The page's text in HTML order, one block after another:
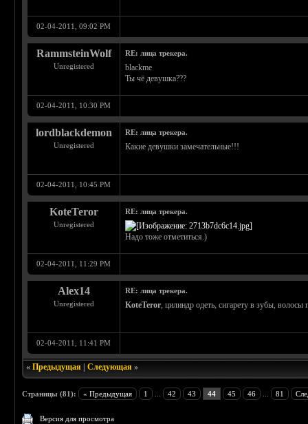
02-04-2011, 09:02 PM
RammsteinWolf
Unregistered
RE: лица трекера.
blackme
Ты чё девушка???
02-04-2011, 10:30 PM
lordblackdemon
Unregistered
RE: лица трекера.
Какие девушки замечательные!!!
02-04-2011, 10:45 PM
KoteTeror
Unregistered
RE: лица трекера.
Надо тоже отметиться.)
02-04-2011, 11:29 PM
Alex14
Unregistered
RE: лица трекера.
KoteTeror, цилиндр одеть, сигарету в зубы, волосы
02-04-2011, 11:41 PM
«Предыдущая |Следующая »
Страницы (81): « Предыдущая 1 42 43 44 45 46 81
Версия для просмотра